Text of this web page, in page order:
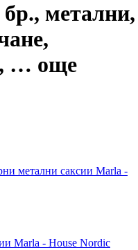
бр., метални,
, … още
метални саксии Marla -
Marla - House Nordic